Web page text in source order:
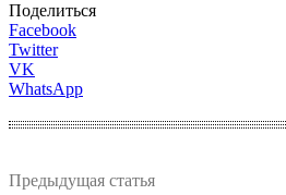
Поделиться
Facebook
Twitter
VK
WhatsApp
Предыдущая статья